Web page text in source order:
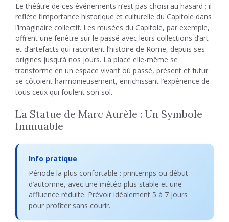
Le théâtre de ces événements n’est pas choisi au hasard ; il
reflète l’importance historique et culturelle du Capitole dans
l’imaginaire collectif. Les musées du Capitole, par exemple,
offrent une fenêtre sur le passé avec leurs collections d’art
et d’artefacts qui racontent l’histoire de Rome, depuis ses
origines jusqu’à nos jours. La place elle-même se
transforme en un espace vivant où passé, présent et futur
se côtoient harmonieusement, enrichissant l’expérience de
tous ceux qui foulent son sol.
La Statue de Marc Aurèle : Un Symbole
Immuable
Info pratique
Période la plus confortable : printemps ou début
d’automne, avec une météo plus stable et une
affluence réduite. Prévoir idéalement 5 à 7 jours
pour profiter sans courir.